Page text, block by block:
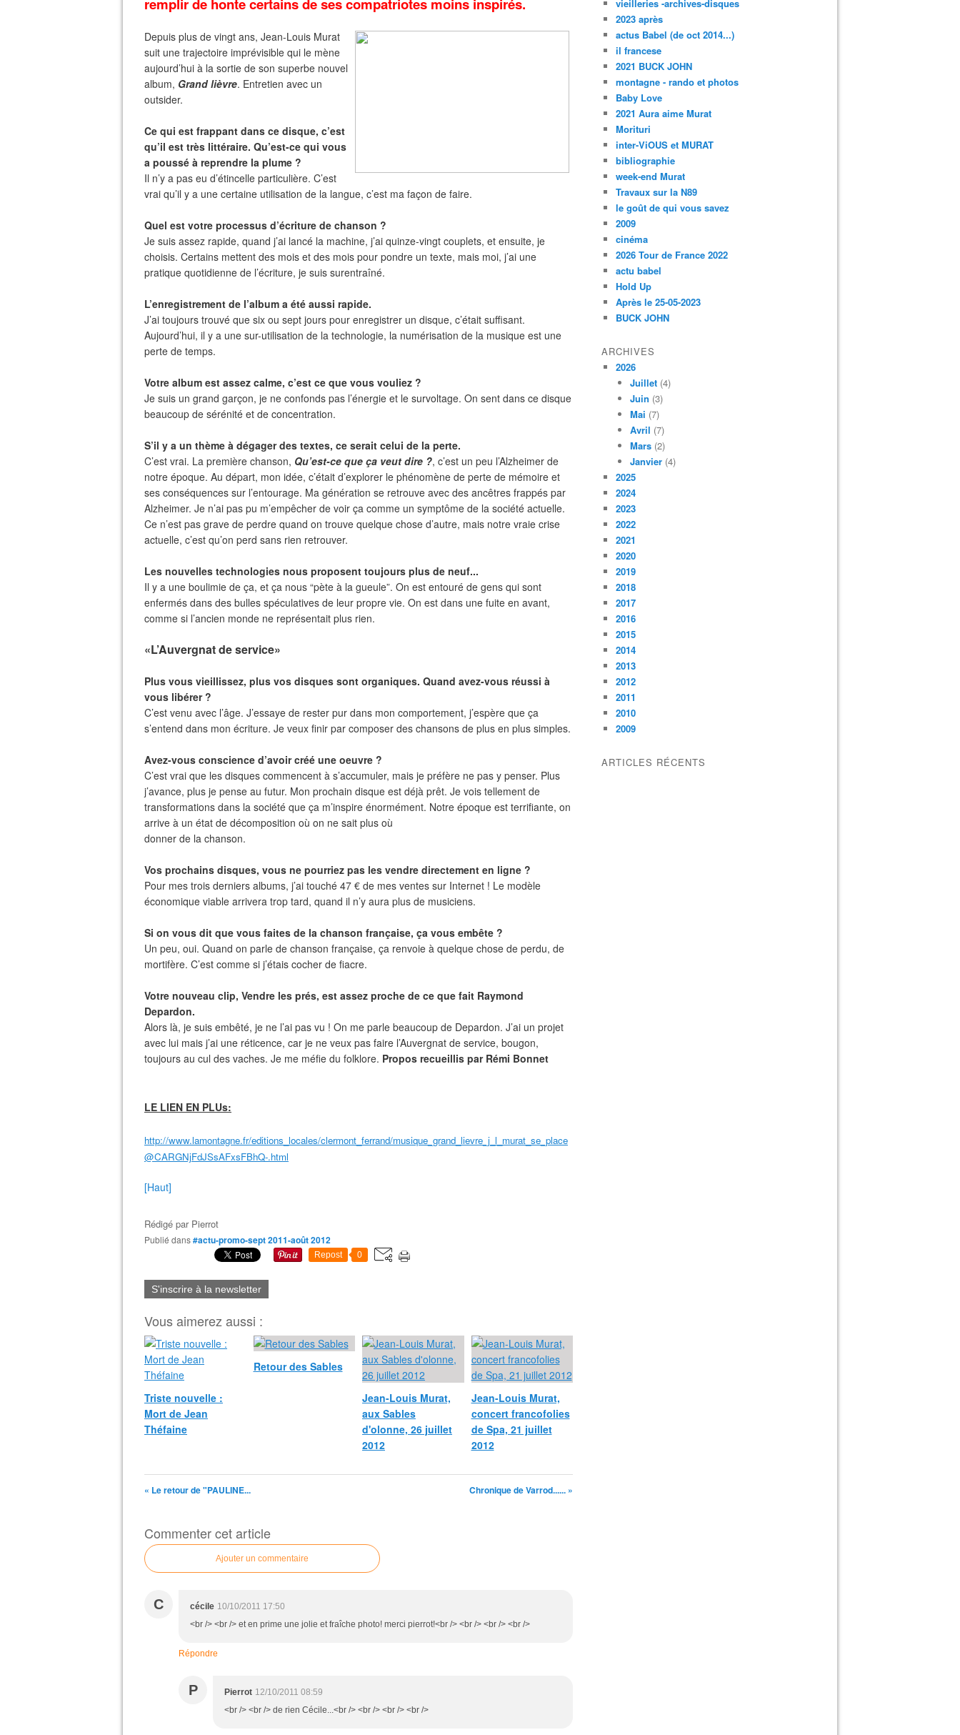
remplir de honte certains de ses compatriotes moins inspirés.
Depuis plus de vingt ans, Jean-Louis Murat
suit une trajectoire imprévisible qui le mène
aujourd’hui à la sortie de son superbe nouvel
album, Grand lièvre. Entretien avec un
outsider.
Ce qui est frappant dans ce disque, c’est
qu’il est très littéraire. Qu’est-ce qui vous
a poussé à reprendre la plume ?
Il n’y a pas eu d’étincelle particulière. C’est
vrai qu’il y a une certaine utilisation de la langue, c’est ma façon de faire.
Quel est votre processus d’écriture de chanson ?
Je suis assez rapide, quand j’ai lancé la machine, j’ai quinze-vingt couplets, et ensuite, je
choisis. Certains mettent des mois et des mois pour pondre un texte, mais moi, j’ai une
pratique quotidienne de l’écriture, je suis surentraîné.
L’enregistrement de l’album a été aussi rapide.
J’ai toujours trouvé que six ou sept jours pour enregistrer un disque, c’était suffisant.
Aujourd’hui, il y a une sur-utilisation de la technologie, la numérisation de la musique est une
perte de temps.
Votre album est assez calme, c’est ce que vous vouliez ?
Je suis un grand garçon, je ne confonds pas l’énergie et le survoltage. On sent dans ce disque
beaucoup de sérénité et de concentration.
S’il y a un thème à dégager des textes, ce serait celui de la perte.
C’est vrai. La première chanson, Qu’est-ce que ça veut dire ?, c’est un peu l’Alzheimer de
notre époque. Au départ, mon idée, c’était d’explorer le phénomène de perte de mémoire et
ses conséquences sur l’entourage. Ma génération se retrouve avec des ancêtres frappés par
Alzheimer. Je n’ai pas pu m’empêcher de voir ça comme un symptôme de la société actuelle.
Ce n’est pas grave de perdre quand on trouve quelque chose d’autre, mais notre vraie crise
actuelle, c’est qu’on perd sans rien retrouver.
Les nouvelles technologies nous proposent toujours plus de neuf...
Il y a une boulimie de ça, et ça nous “pète à la gueule”. On est entouré de gens qui sont
enfermés dans des bulles spéculatives de leur propre vie. On est dans une fuite en avant,
comme si l’ancien monde ne représentait plus rien.
«L’Auvergnat de service»
Plus vous vieillissez, plus vos disques sont organiques. Quand avez-vous réussi à
vous libérer ?
C’est venu avec l’âge. J’essaye de rester pur dans mon comportement, j’espère que ça
s’entend dans mon écriture. Je veux finir par composer des chansons de plus en plus simples.
Avez-vous conscience d’avoir créé une oeuvre ?
C’est vrai que les disques commencent à s’accumuler, mais je préfère ne pas y penser. Plus
j’avance, plus je pense au futur. Mon prochain disque est déjà prêt. Je vois tellement de
transformations dans la société que ça m’inspire énormément. Notre époque est terrifiante, on
arrive à un état de décomposition où on ne sait plus où
donner de la chanson.
Vos prochains disques, vous ne pourriez pas les vendre directement en ligne ?
Pour mes trois derniers albums, j’ai touché 47 € de mes ventes sur Internet ! Le modèle
économique viable arrivera trop tard, quand il n’y aura plus de musiciens.
Si on vous dit que vous faites de la chanson française, ça vous embête ?
Un peu, oui. Quand on parle de chanson française, ça renvoie à quelque chose de perdu, de
mortifère. C’est comme si j’étais cocher de fiacre.
Votre nouveau clip, Vendre les prés, est assez proche de ce que fait Raymond
Depardon.
Alors là, je suis embêté, je ne l’ai pas vu ! On me parle beaucoup de Depardon. J’ai un projet
avec lui mais j’ai une réticence, car je ne veux pas faire l’Auvergnat de service, bougon,
toujours au cul des vaches. Je me méfie du folklore. Propos recueillis par Rémi Bonnet
LE LIEN EN PLUs:
http://www.lamontagne.fr/editions_locales/clermont_ferrand/musique_grand_lievre_j_l_murat_se_place
@CARGNjFdJSsAFxsFBhQ-.html
[Haut]
Rédigé par Pierrot
Publié dans#actu-promo-sept 2011-août 2012
Repost 0
S'inscrire à la newsletter
Vous aimerez aussi :
Triste nouvelle :
Mort de Jean
Théfaine
Retour des Sables
Jean-Louis Murat,
aux Sables
d'olonne, 26 juillet
2012
Jean-Louis Murat,
concert francofolies
de Spa, 21 juillet
2012
« Le retour de "PAULINE... Chronique de Varrod...... »
Commenter cet article
Ajouter un commentaire
C cécile 10/10/2011 17:50
<br /> <br /> et en prime une jolie et fraîche photo! merci pierrot!<br /> <br /> <br /> <br />
Répondre
P Pierrot 12/10/2011 08:59
<br /> <br /> de rien Cécile...<br /> <br /> <br /> <br />
vieilleries -archives-disques
2023 après
actus Babel (de oct 2014...)
il francese
2021 BUCK JOHN
montagne - rando et photos
Baby Love
2021 Aura aime Murat
Morituri
inter-ViOUS et MURAT
bibliographie
week-end Murat
Travaux sur la N89
le goût de qui vous savez
2009
cinéma
2026 Tour de France 2022
actu babel
Hold Up
Après le 25-05-2023
BUCK JOHN
ARCHIVES
2026
Juillet (4)
Juin (3)
Mai (7)
Avril (7)
Mars (2)
Janvier (4)
2025
2024
2023
2022
2021
2020
2019
2018
2017
2016
2015
2014
2013
2012
2011
2010
2009
ARTICLES RÉCENTS